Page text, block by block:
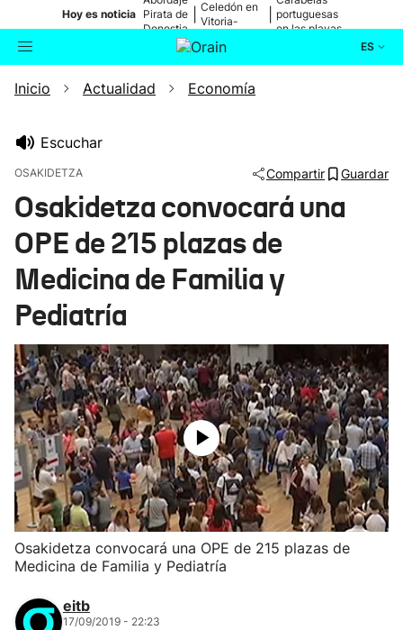
Hoy es noticia Pirata de
Donostia
Celedón en
Vitoria-
portuguesas
en las playas
ES
Buscador Actualidad
Ikusmiran
Eguraldia
Inicio Actualidad Economía
Escuchar
OSAKIDETZA Compartir Guardar
Osakidetza convocará una
OPE de 215 plazas de
Medicina de Familia y
Pediatría
Osakidetza convocará una OPE de 215 plazas de
Medicina de Familia y Pediatría
eitb
17/09/2019 - 22:23